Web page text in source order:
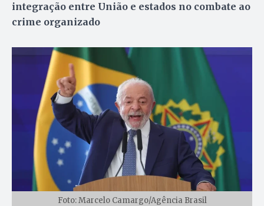
integração entre União e estados no combate ao
crime organizado
Foto: Marcelo Camargo/Agência Brasil